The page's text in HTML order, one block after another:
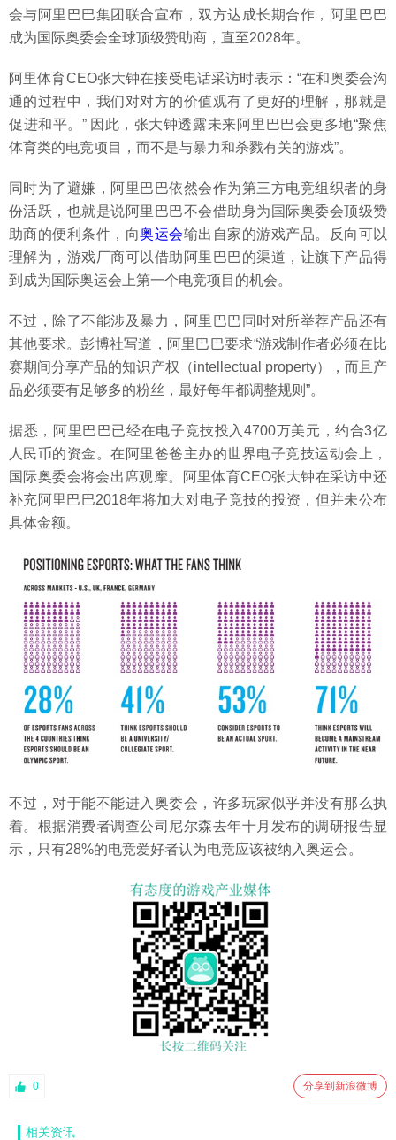
会与阿里巴巴集团联合宣布，双方达成长期合作，阿里巴巴
成为国际奥委会全球顶级赞助商，直至2028年。
阿里体育CEO张大钟在接受电话采访时表示：“在和奥委会沟
通的过程中，我们对对方的价值观有了更好的理解，那就是
促进和平。” 因此，张大钟透露未来阿里巴巴会更多地“聚焦
体育类的电竞项目，而不是与暴力和杀戮有关的游戏”。
同时为了避嫌，阿里巴巴依然会作为第三方电竞组织者的身
份活跃，也就是说阿里巴巴不会借助身为国际奥委会顶级赞
助商的便利条件，向奥运会输出自家的游戏产品。反向可以
理解为，游戏厂商可以借助阿里巴巴的渠道，让旗下产品得
到成为国际奥运会上第一个电竞项目的机会。
不过，除了不能涉及暴力，阿里巴巴同时对所举荐产品还有
其他要求。彭博社写道，阿里巴巴要求“游戏制作者必须在比
赛期间分享产品的知识产权（intellectual property），而且产
品必须要有足够多的粉丝，最好每年都调整规则”。
据悉，阿里巴巴已经在电子竞技投入4700万美元，约合3亿
人民币的资金。在阿里爸爸主办的世界电子竞技运动会上，
国际奥委会将会出席观摩。阿里体育CEO张大钟在采访中还
补充阿里巴巴2018年将加大对电子竞技的投资，但并未公布
具体金额。
不过，对于能不能进入奥委会，许多玩家似乎并没有那么执
着。根据消费者调查公司尼尔森去年十月发布的调研报告显
示，只有28%的电竞爱好者认为电竞应该被纳入奥运会。
0 分享到新浪微博
相关资讯